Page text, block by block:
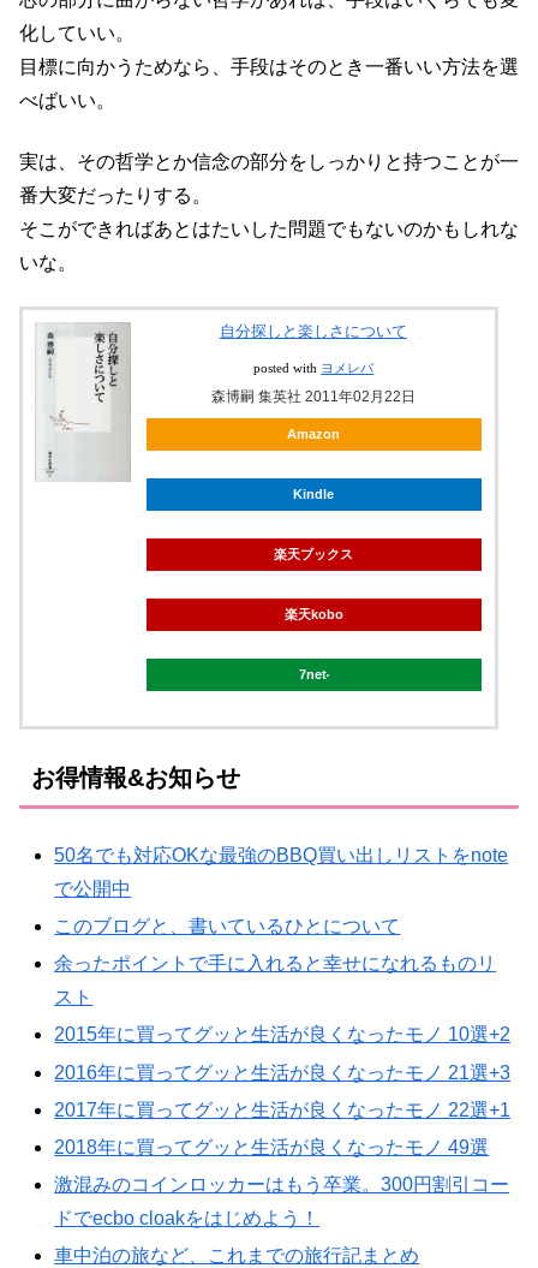
化していい。
目標に向かうためなら、手段はそのとき一番いい方法を選
べばいい。
実は、その哲学とか信念の部分をしっかりと持つことが一
番大変だったりする。
そこができればあとはたいした問題でもないのかもしれな
いな。
自分探しと楽しさについて
posted with ヨメレバ
森博嗣 集英社 2011年02月22日
Amazon
Kindle
楽天ブックス
楽天kobo
7net
お得情報&お知らせ
50名でも対応OKな最強のBBQ買い出しリストをnote
で公開中
このブログと、書いているひとについて
余ったポイントで手に入れると幸せになれるものリ
スト
2015年に買ってグッと生活が良くなったモノ 10選+2
2016年に買ってグッと生活が良くなったモノ 21選+3
2017年に買ってグッと生活が良くなったモノ 22選+1
2018年に買ってグッと生活が良くなったモノ 49選
激混みのコインロッカーはもう卒業。300円割引コー
ドでecbo cloakをはじめよう！
車中泊の旅など、これまでの旅行記まとめ